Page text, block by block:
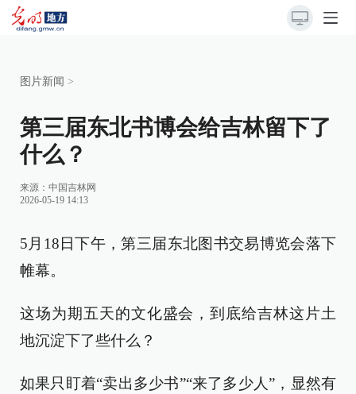
图片新闻 >
第三届东北书博会给吉林留下了
什么？
来源： 中国吉林网
2026-05-19 14:13
5月18日下午，第三届东北图书交易博览会落下
帷幕。
这场为期五天的文化盛会，到底给吉林这片土
地沉淀下了些什么？
如果只盯着“卖出多少书”“来了多少人”，显然有